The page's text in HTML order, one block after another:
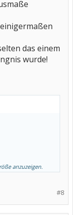
das einem
wurde!
würde ichnet
anzuzeigen.
#8